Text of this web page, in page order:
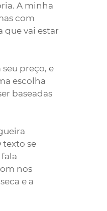
A minha
com
que vai estar
preço, e
escolha
baseadas
texto se
nos
e a